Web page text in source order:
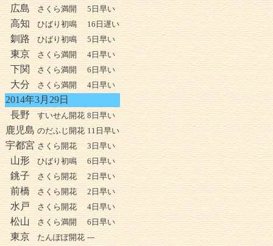
広島 さくら満開 5日早い
高知 ひばり初鳴 16日遅い
釧路 ひばり初鳴 5日早い
東京 さくら満開 4日早い
下関 さくら満開 6日早い
大分 さくら満開 4日早い
2014年3月29日
長野
すいせん開花 8日早い
鹿児島 のだふじ開花 11日早い
宇都宮 さくら開花 3日早い
山形 ひばり初鳴 6日早い
銚子 さくら開花 2日早い
前橋 さくら開花 2日早い
水戸 さくら開花 4日早い
松山 さくら満開 6日早い
東京 たんぽぽ開花 ---